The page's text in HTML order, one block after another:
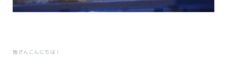
皆さんこんにちは！